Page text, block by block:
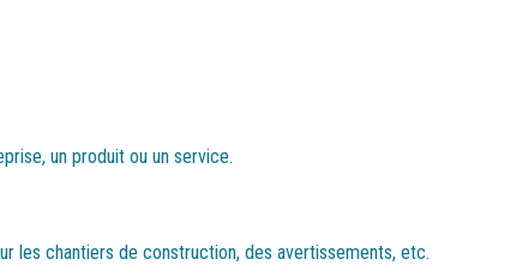
un produit ou un service.
les chantiers de construction, des avertissements, etc.